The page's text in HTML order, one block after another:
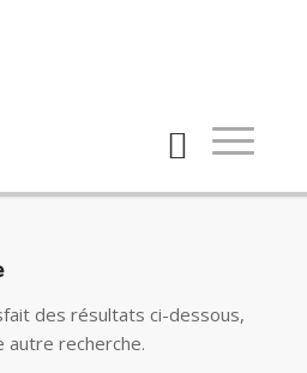
des résultats ci-dessous,
autre recherche.